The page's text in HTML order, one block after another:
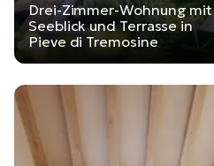
Drei-Zimmer-Wohnung mit
Seeblick und Terrasse in
Pieve di Tremosine